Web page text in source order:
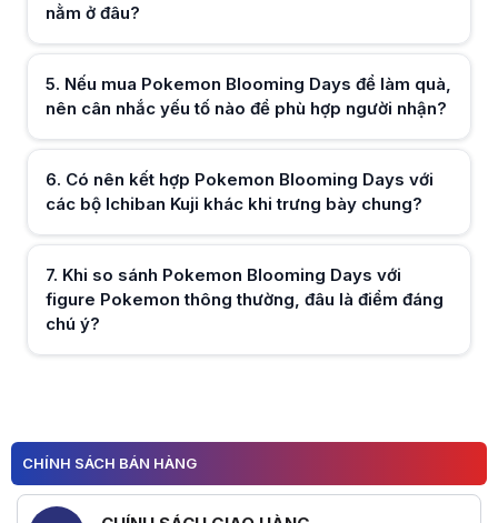
nằm ở đâu?
Hữu ích (0)
5. Nếu mua Pokemon Blooming Days để làm quà,
nên cân nhắc yếu tố nào để phù hợp người nhận?
Hữu ích (0)
6. Có nên kết hợp Pokemon Blooming Days với
các bộ Ichiban Kuji khác khi trưng bày chung?
7. Khi so sánh Pokemon Blooming Days với
figure Pokemon thông thường, đâu là điểm đáng
chú ý?
Hữu ích (0)
CHÍNH SÁCH BÁN HÀNG